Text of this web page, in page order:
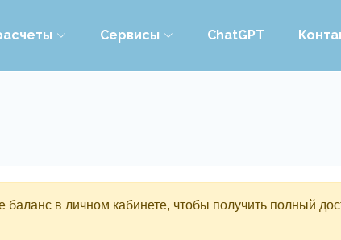
Сервисы ChatGPT
в личном кабинете, чтобы получить полный